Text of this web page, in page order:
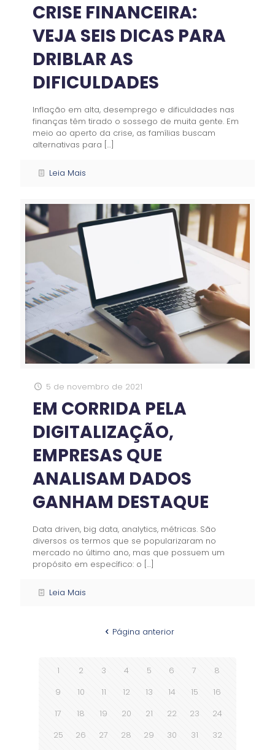
CRISE FINANCEIRA:
VEJA SEIS DICAS PARA
DRIBLAR AS
DIFICULDADES
Inflação em alta, desemprego e dificuldades nas
finanças têm tirado o sossego de muita gente. Em
meio ao aperto da crise, as famílias buscam
alternativas para […]
Leia Mais
5 de novembro de 2021
EM CORRIDA PELA
DIGITALIZAÇÃO,
EMPRESAS QUE
ANALISAM DADOS
GANHAM DESTAQUE
Data driven, big data, analytics, métricas. São
diversos os termos que se popularizaram no
mercado no último ano, mas que possuem um
propósito em específico: o […]
Leia Mais
Página anterior
1 2 3 4 5 6 7
8
9
10 11 12 13 14 15
16
17
18 19 20 21 22 23
24
25
26 27 28 29 30 31 32